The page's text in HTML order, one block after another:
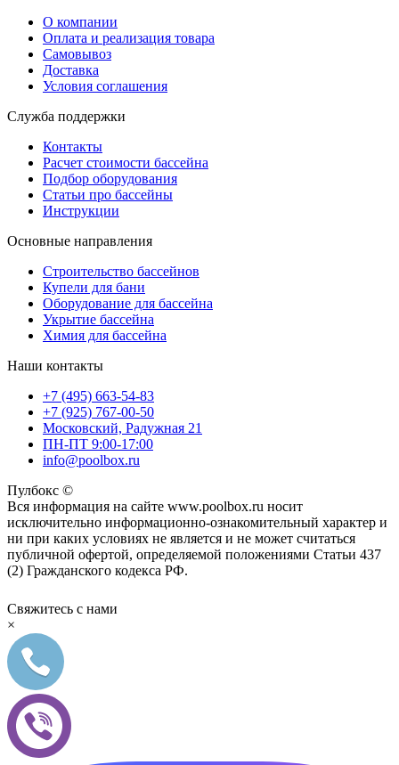
О компании
Оплата и реализация товара
Самовывоз
Доставка
Условия соглашения
Служба поддержки
Контакты
Расчет стоимости бассейна
Подбор оборудования
Статьи про бассейны
Инструкции
Основные направления
Строительство бассейнов
Купели для бани
Оборудование для бассейна
Укрытие бассейна
Химия для бассейна
Наши контакты
+7 (495) 663-54-83
+7 (925) 767-00-50
Московский, Радужная 21
ПН-ПТ 9:00-17:00
info@poolbox.ru
Пулбокс ©
Вся информация на сайте www.poolbox.ru носит
исключительно информационно-ознакомительный характер и
ни при каких условиях не является и не может считаться
публичной офертой, определяемой положениями Статьи 437
(2) Гражданского кодекса РФ.
Свяжитесь с нами
×